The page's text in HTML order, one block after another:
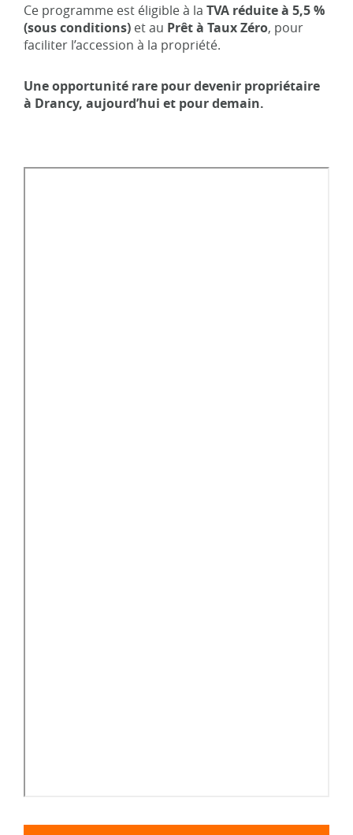
Ce programme est éligible à la TVA réduite à 5,5 %
(sous conditions) et au Prêt à Taux Zéro, pour
faciliter l’accession à la propriété.
Une opportunité rare pour devenir propriétaire
à Drancy, aujourd’hui et pour demain.